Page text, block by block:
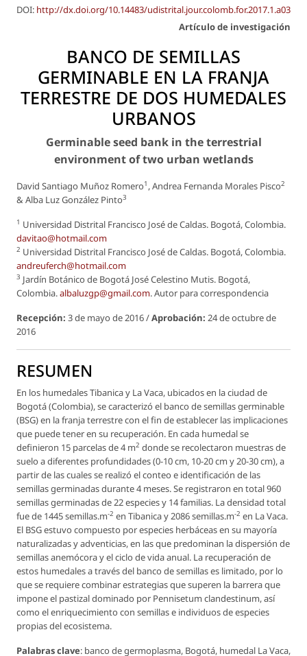
DOI: http://dx.doi.org/10.14483/udistrital.jour.colomb.for.2017.1.a03
Artículo de investigación
BANCO DE SEMILLAS
GERMINABLE EN LA FRANJA
TERRESTRE DE DOS HUMEDALES
URBANOS
Germinable seed bank in the terrestrial
environment of two urban wetlands
David Santiago Muñoz Romero1 , Andrea Fernanda Morales Pisco2
& Alba Luz González Pinto3
1 Universidad Distrital Francisco José de Caldas. Bogotá, Colombia.
davitao@hotmail.com
2 Universidad Distrital Francisco José de Caldas. Bogotá, Colombia.
andreuferch@hotmail.com
3 Jardín Botánico de Bogotá José Celestino Mutis. Bogotá,
Colombia.albaluzgp@gmail.com. Autor para correspondencia
Recepción: 3 de mayo de 2016 /Aprobación: 24 de octubre de
2016
RESUMEN
En los humedales Tibanica y La Vaca, ubicados en la ciudad de
Bogotá (Colombia), se caracterizó el banco de semillas germinable
(BSG) en la franja terrestre con el fin de establecer las implicaciones
que puede tener en su recuperación. En cada humedal se
definieron 15 parcelas de 4 m2 donde se recolectaron muestras de
suelo a diferentes profundidades (0-10 cm, 10-20 cm y 20-30 cm), a
partir de las cuales se realizó el conteo e identificación de las
semillas germinadas durante 4 meses. Se registraron en total 960
semillas germinadas de 22 especies y 14 familias. La densidad total
fue de 1445 semillas.m-2 en Tibanica y 2086 semillas.m-2 en La Vaca.
El BSG estuvo compuesto por especies herbáceas en su mayoría
naturalizadas y adventicias, en las que predominan la dispersión de
semillas anemócora y el ciclo de vida anual. La recuperación de
estos humedales a través del banco de semillas es limitado, por lo
que se requiere combinar estrategias que superen la barrera que
impone el pastizal dominado por Pennisetum clandestinum, así
como el enriquecimiento con semillas e individuos de especies
propias del ecosistema.
Palabras clave: banco de germoplasma, Bogotá, humedal La Vaca,